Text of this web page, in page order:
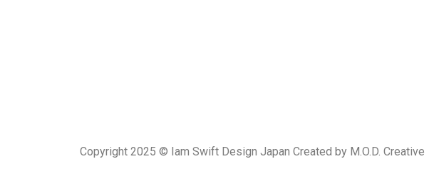
Copyright 2025 © Iam Swift Design Japan Created by M.O.D. Creative